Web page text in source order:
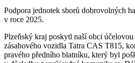
Podpora jednotek sborů dobrovolných
v roce 2025.
Plzeňský kraj poskytl naší obci
zásahového vozidla Tatra CAS T815,
pravého předního blatníku, který byl